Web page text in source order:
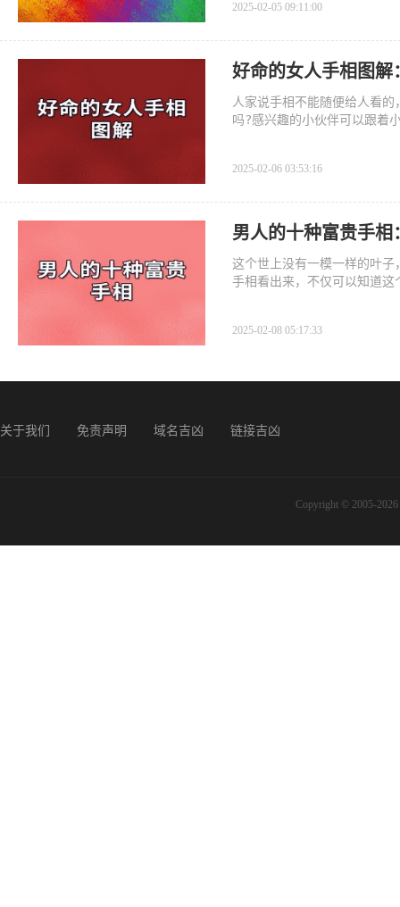
2025-02-05 09:11:00
好命的女人手相图
人家说手相不能随便给人看
吗?感兴趣的小伙伴可以跟着
2025-02-06 03:53:16
男人的十种富贵手
这个世上没有一模一样的叶
手相看出来，不仅可以知道
2025-02-08 05:17:33
关于我们 免责声明 域名吉凶 链接吉凶
Copyright © 2005-